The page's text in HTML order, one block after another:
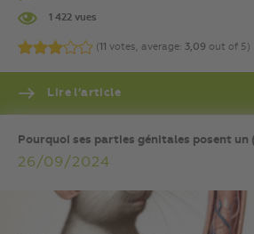
1 422 vues
(11 votes, average: 3,09 out of 5)
Lire l’article
Pourquoi ses parties génitales posent un
26/09/2024